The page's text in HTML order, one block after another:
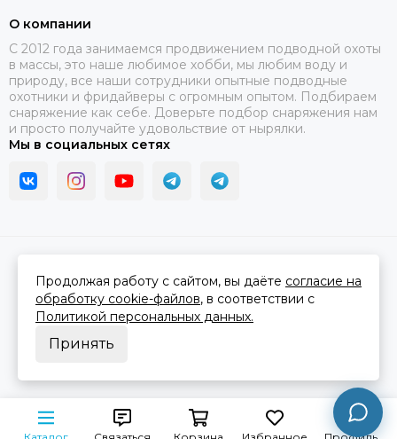
О компании
C 2012 года занимаемся продвижением подводной охоты
в массы, это наше любимое хобби, мы любим воду и
природу, все наши сотрудники опытные подводные
охотники и фридайверы с огромным опытом. Подбираем
снаряжение как себе. Доверьте подбор снаряжения нам
и просто получайте удовольствие от нырялки.
Мы в социальных сетях
Сделано вMOSK.STUDIOдля платформыInSales
Продолжая работу с сайтом, вы даёте согласие на
обработку cookie-файлов, в соответствии с
Политикой персональных данных.
Принять